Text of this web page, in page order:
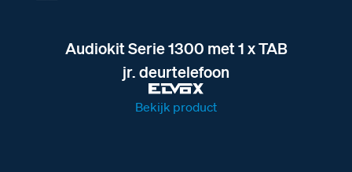
Audiokit Serie 1300 met 1 x TAB
jr. deurtelefoon
Bekijk product